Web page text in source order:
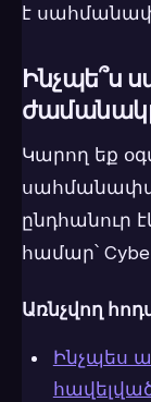
է
Ինչպե՞ս
Կարող եք
ընդհանուր
համար՝
Առնչվող
Ինչպես